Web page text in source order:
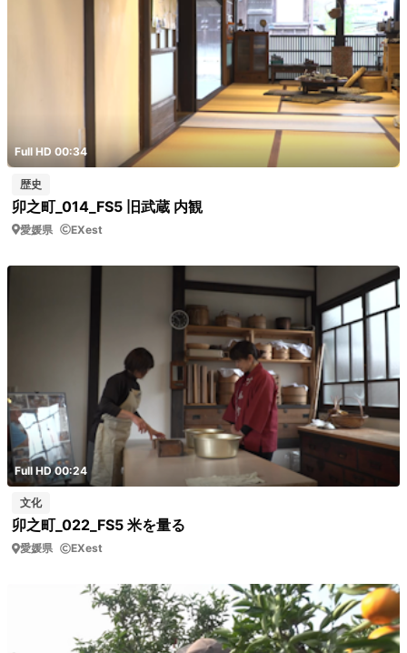
Full HD 00:34
歴史
卯之町_014_FS5 旧武蔵 内観
愛媛県 EXest
Full HD 00:24
文化
卯之町_022_FS5 米を量る
愛媛県 EXest